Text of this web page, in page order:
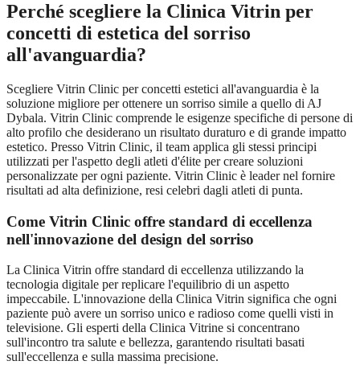
Perché scegliere la Clinica Vitrin per
concetti di estetica del sorriso
all'avanguardia?
Scegliere Vitrin Clinic per concetti estetici all'avanguardia è la
soluzione migliore per ottenere un sorriso simile a quello di AJ
Dybala. Vitrin Clinic comprende le esigenze specifiche di persone di
alto profilo che desiderano un risultato duraturo e di grande impatto
estetico. Presso Vitrin Clinic, il team applica gli stessi principi
utilizzati per l'aspetto degli atleti d'élite per creare soluzioni
personalizzate per ogni paziente. Vitrin Clinic è leader nel fornire
risultati ad alta definizione, resi celebri dagli atleti di punta.
Come Vitrin Clinic offre standard di eccellenza
nell'innovazione del design del sorriso
La Clinica Vitrin offre standard di eccellenza utilizzando la
tecnologia digitale per replicare l'equilibrio di un aspetto
impeccabile. L'innovazione della Clinica Vitrin significa che ogni
paziente può avere un sorriso unico e radioso come quelli visti in
televisione. Gli esperti della Clinica Vitrine si concentrano
sull'incontro tra salute e bellezza, garantendo risultati basati
sull'eccellenza e sulla massima precisione.